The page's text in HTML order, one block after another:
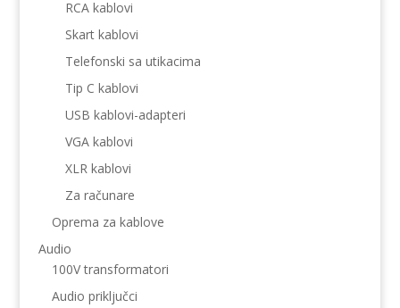
RCA kablovi
Skart kablovi
Telefonski sa utikacima
Tip C kablovi
USB kablovi-adapteri
VGA kablovi
XLR kablovi
Za računare
Oprema za kablove
Audio
100V transformatori
Audio priključci